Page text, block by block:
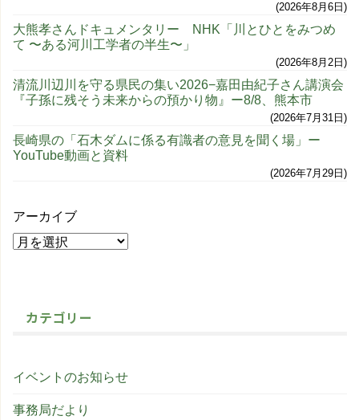
2026年8月6日
大熊孝さんドキュメンタリー NHK「川とひとをみつめ
て 〜ある河川工学者の半生〜」
2026年8月2日
清流川辺川を守る県民の集い2026−嘉田由紀子さん講演会
『子孫に残そう未来からの預かり物』ー8/8、熊本市
2026年7月31日
長崎県の「石木ダムに係る有識者の意見を聞く場」ー
YouTube動画と資料
2026年7月29日
アーカイブ
カテゴリー
イベントのお知らせ
事務局だより